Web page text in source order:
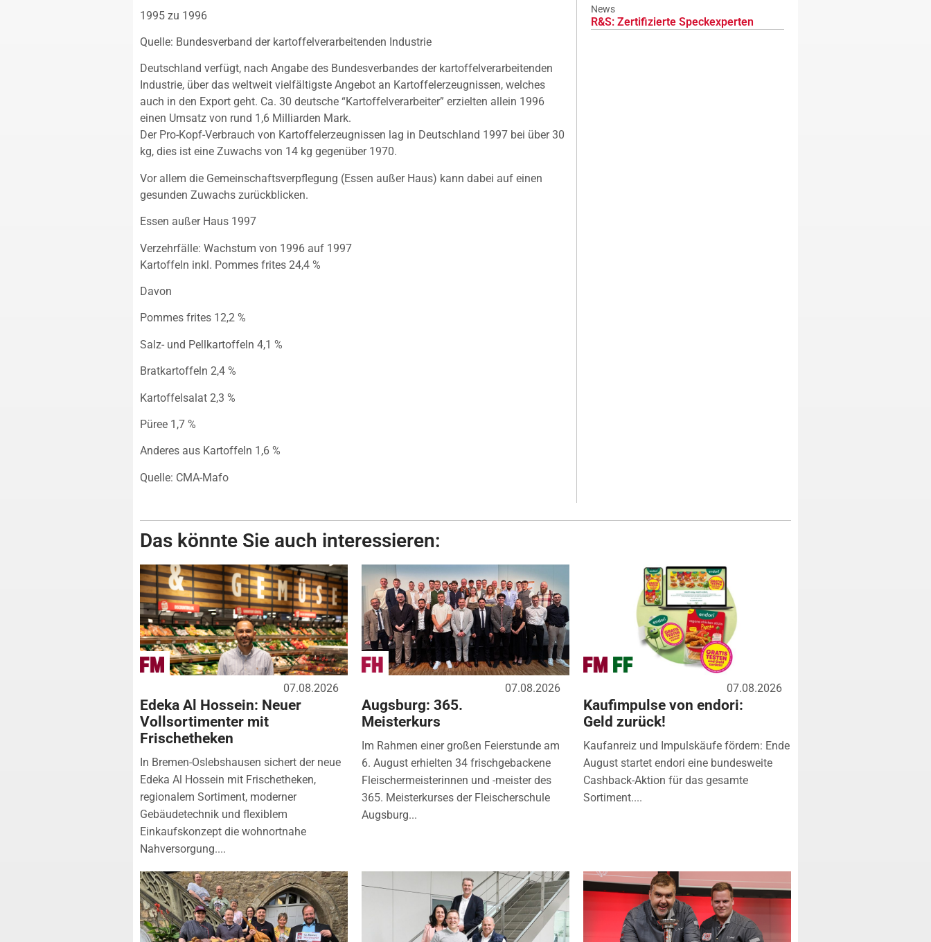
1995 zu 1996
Quelle: Bundesverband der kartoffelverarbeitenden Industrie
Deutschland verfügt, nach Angabe des Bundesverbandes der kartoffelverarbeitenden
Industrie, über das weltweit vielfältigste Angebot an Kartoffelerzeugnissen, welches
auch in den Export geht. Ca. 30 deutsche “Kartoffelverarbeiter” erzielten allein 1996
einen Umsatz von rund 1,6 Milliarden Mark.
Der Pro-Kopf-Verbrauch von Kartoffelerzeugnissen lag in Deutschland 1997 bei über 30
kg, dies ist eine Zuwachs von 14 kg gegenüber 1970.
Vor allem die Gemeinschaftsverpflegung (Essen außer Haus) kann dabei auf einen
gesunden Zuwachs zurückblicken.
Essen außer Haus 1997
Verzehrfälle: Wachstum von 1996 auf 1997
Kartoffeln inkl. Pommes frites 24,4 %
Davon
Pommes frites 12,2 %
Salz- und Pellkartoffeln 4,1 %
Bratkartoffeln 2,4 %
Kartoffelsalat 2,3 %
Püree 1,7 %
Anderes aus Kartoffeln 1,6 %
Quelle: CMA-Mafo
News
R&S: Zertifizierte Speckexperten
Das könnte Sie auch interessieren:
07.08.2026
Edeka Al Hossein: Neuer
Vollsortimenter mit
Frischetheken
In Bremen-Oslebshausen sichert der neue
Edeka Al Hossein mit Frischetheken,
regionalem Sortiment, moderner
Gebäudetechnik und flexiblem
Einkaufskonzept die wohnortnahe
Nahversorgung....
07.08.2026
Augsburg: 365.
Meisterkurs
Im Rahmen einer großen Feierstunde am
6. August erhielten 34 frischgebackene
Fleischermeisterinnen und -meister des
365. Meisterkurses der Fleischerschule
Augsburg...
07.08.2026
Kaufimpulse von endori:
Geld zurück!
Kaufanreiz und Impulskäufe fördern: Ende
August startet endori eine bundesweite
Cashback-Aktion für das gesamte
Sortiment....